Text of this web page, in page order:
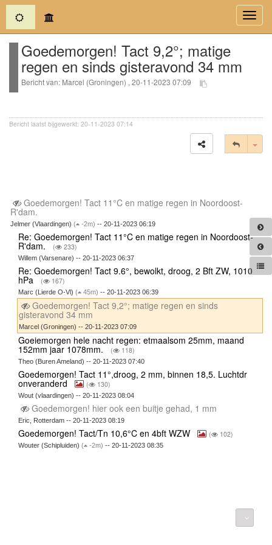
(current)
Goedemorgen! Tact 9,2°; matige
regen en sinds gisteravond 34 mm
Bericht van: Marcel (Groningen) , 20-11-2023 07:09
Bericht laatst bijgewerkt: 20-11-2023 07:14
Goedemorgen! Tact 11°C en matige regen in Noordoost-
R'dam.
Jelmer (Vlaardingen) ( -2m) -- 20-11-2023 06:19
Re: Goedemorgen! Tact 11°C en matige regen in Noordoost-
R'dam. ( 233)
Willem (Varsenare) -- 20-11-2023 06:37
Re: Goedemorgen! Tact 9.6°, bewolkt, droog, 2 Bft ZW, 1010
hPa ( 167)
Marc (Lierde O-Vl) ( 45m) -- 20-11-2023 06:39
Goedemorgen! Tact 9,2°; matige regen en sinds
gisteravond 34 mm
Marcel (Groningen) -- 20-11-2023 07:09
Goeiemorgen hele nacht regen: etmaalsom 25mm, maand
152mm jaar 1078mm. ( 118)
Theo (Buren Ameland) -- 20-11-2023 07:40
Goedemorgen! Tact 11°,droog, 2 mm, binnen 18,5. Luchtdr
onveranderd ( 130)
Wout (vlaardingen) -- 20-11-2023 08:04
Goedemorgen! hier ook een buitje gehad, 1 mm
Eric, Rotterdam -- 20-11-2023 08:19
Goedemorgen! Tact/Tn 10,6°C en 4bft WZW ( 102)
Wouter (Schipluiden) ( -2m) -- 20-11-2023 08:35